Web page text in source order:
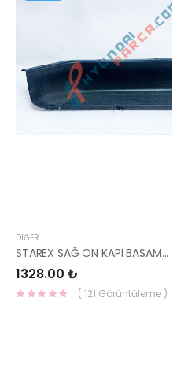
DIĞER
STAREX SAĞ ON KAPI BASAMAK TRIMI 85825-4A000LK-HMC
1328.00 ₺
( 121 Görüntüleme )